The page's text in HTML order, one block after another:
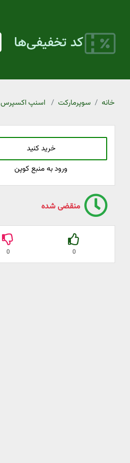
خانه سوپرمارکت اسنپ اکسپرس
خرید کنید
ورود به منبع کوپن
منقضی شده
0
0